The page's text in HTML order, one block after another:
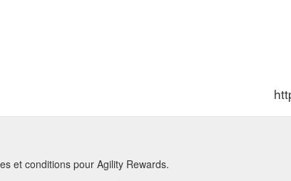
et conditions pour Agility Rewards.